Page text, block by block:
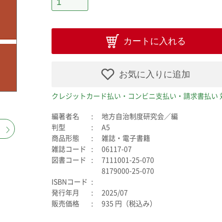
カートに入れる
お気に入りに追加
クレジットカード払い・コンビニ支払い・請求書払い
編著者名
地方自治制度研究会／編
判型
A5
商品形態
雑誌・電子書籍
雑誌コード
06117-07
図書コード
7111001-25-070
8179000-25-070
ISBNコード
発行年月
2025/07
販売価格
935 円（税込み）